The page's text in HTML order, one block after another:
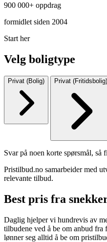
900 000+ oppdrag
formidlet siden 2004
Start her
Velg boligtype
Privat (Bolig) Privat (Fritidsbolig)
Svar på noen korte spørsmål,
Pristilbud.no samarbeider med
relevante tilbud.
Best pris fra
Daglig hjelper vi hundrevis av
tilbudene ved å be om anbud fra
lønner seg alltid å be om